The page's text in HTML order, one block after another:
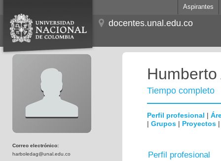
Aspirantes
docentes.unal.edu.co
Correo electrónico:
harboledag@unal.edu.co
Tiempo completo
Perfil profesional |
| Grupos | Proyectos
Perfil profesional